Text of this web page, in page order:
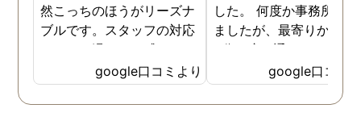
然こっちのほうがリーズナ
ブルです。スタッフの対応
なんかも温かみを感じま
す。はじめからこちらにす
ればよかったです😢 …
google口コミより
した。 何度か事務所に
ましたが、最寄りから徒
3分程度で通いやすかっ
google口コミ